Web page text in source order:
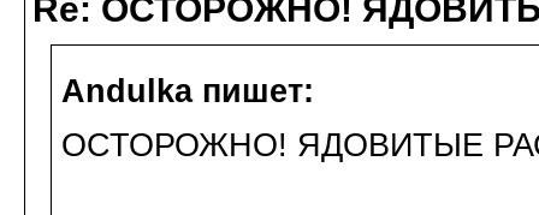
Re: ОСТОРОЖНО!
Andulka пишет:
ОСТОРОЖНО! ЯДОВИТЫЕ